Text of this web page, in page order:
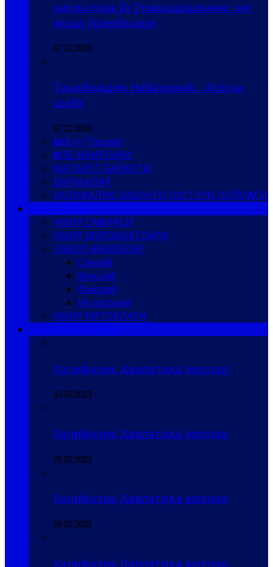
қиёдатида ўз ўтмишдошининг энг
яхши ўринбосари
07.12.2016
Тақийюддин Набаҳоний… Асосчи
шайх
07.12.2016
Ҳизб ут-Таҳрир
ҲИЗБ АМИРЛАРИ
МАТБУОТ БАЁНОТИ
ВАРАҚАЛАР
ХАЛИФАЛИК ДАВЛАТИ ДУСТУРИ ЛОЙИҲАСИ
АМИР САҲИФАСИ
АМИР МУРОЖААТЛАРИ
САВОЛ-ЖАВОБЛАР
Сиёсий
Фиқҳий
Фикрий
Иқтисодий
АМИР КИТОБЛАРИ
Халифалик Давлатида моллар
10.03.2023
Халифалик Давлатида моллар
20.02.2023
Халифалик Давлатида моллар
06.02.2023
Халифалик Давлатида моллар